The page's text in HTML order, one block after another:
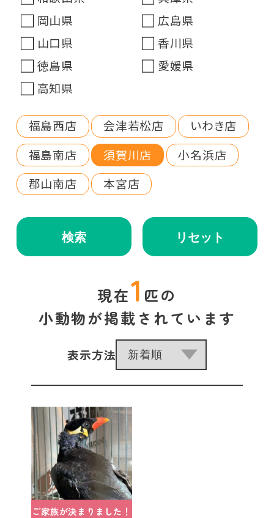
岡山県
広島県
山口県
香川県
徳島県
愛媛県
高知県
福島西店 会津若松店
いわき店
福島南店
須賀川店
小名浜店
郡山南店
本宮店
検索 リセット
現在1 匹の
小動物が掲載されています
表示方法
ご家族が決まりました！